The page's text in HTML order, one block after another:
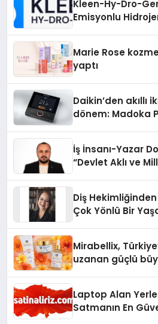
Kleen-Hy-Dro-
Emisyonlu
Marie Rose
yaptı
Daikin’den akıllı
dönem: Madoka
İş İnsanı-Yazar
“Devlet Aklı ve
Diş
Çok Yönlü Bir
Mirabellix,
uzanan güçlü
Laptop Alan
Satmanın En